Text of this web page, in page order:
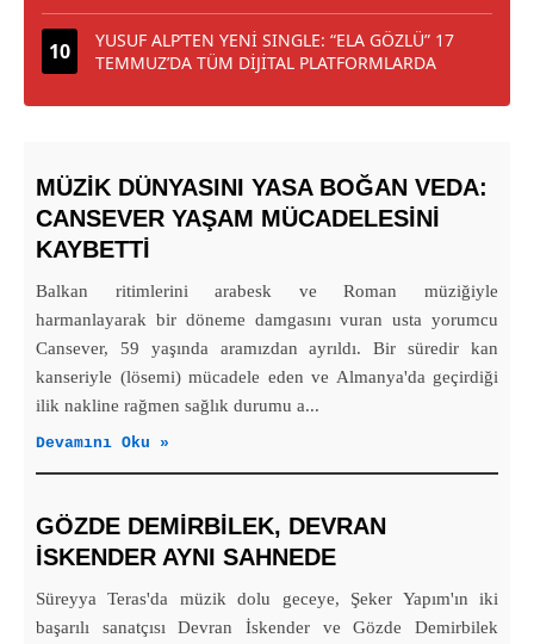
YUSUF ALP’TEN YENİ SINGLE: “ELA GÖZLÜ” 17
TEMMUZ’DA TÜM DİJİTAL PLATFORMLARDA
MÜZIK DÜNYASINI YASA BOĞAN VEDA:
CANSEVER YAŞAM MÜCADELESINI
KAYBETTI
Balkan ritimlerini arabesk ve Roman müziğiyle
harmanlayarak bir döneme damgasını vuran usta yorumcu
Cansever, 59 yaşında aramızdan ayrıldı. Bir süredir kan
kanseriyle (lösemi) mücadele eden ve Almanya'da geçirdiği
ilik nakline rağmen sağlık durumu a...
Devamını Oku »
GÖZDE DEMİRBİLEK, DEVRAN
İSKENDER AYNI SAHNEDE
Süreyya Teras'da müzik dolu geceye, Şeker Yapım'ın iki
başarılı sanatçısı Devran İskender ve Gözde Demirbilek